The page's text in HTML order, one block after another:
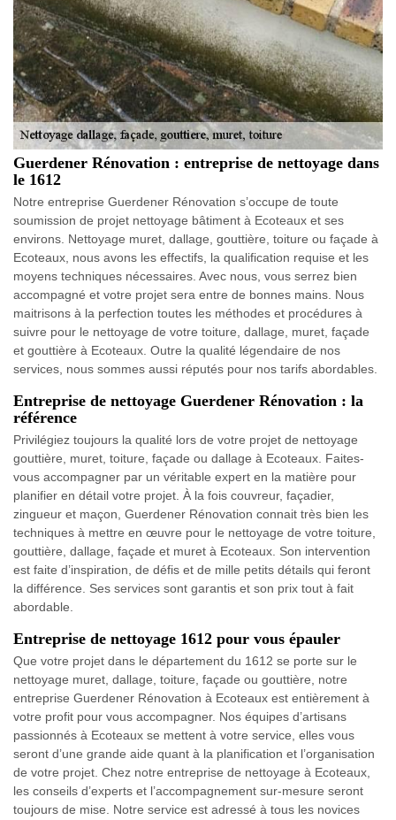
Guerdener Rénovation : entreprise de nettoyage dans
le 1612
Notre entreprise Guerdener Rénovation s’occupe de toute
soumission de projet nettoyage bâtiment à Ecoteaux et ses
environs. Nettoyage muret, dallage, gouttière, toiture ou façade à
Ecoteaux, nous avons les effectifs, la qualification requise et les
moyens techniques nécessaires. Avec nous, vous serrez bien
accompagné et votre projet sera entre de bonnes mains. Nous
maitrisons à la perfection toutes les méthodes et procédures à
suivre pour le nettoyage de votre toiture, dallage, muret, façade
et gouttière à Ecoteaux. Outre la qualité légendaire de nos
services, nous sommes aussi réputés pour nos tarifs abordables.
Entreprise de nettoyage Guerdener Rénovation : la
référence
Privilégiez toujours la qualité lors de votre projet de nettoyage
gouttière, muret, toiture, façade ou dallage à Ecoteaux. Faites-
vous accompagner par un véritable expert en la matière pour
planifier en détail votre projet. À la fois couvreur, façadier,
zingueur et maçon, Guerdener Rénovation connait très bien les
techniques à mettre en œuvre pour le nettoyage de votre toiture,
gouttière, dallage, façade et muret à Ecoteaux. Son intervention
est faite d’inspiration, de défis et de mille petits détails qui feront
la différence. Ses services sont garantis et son prix tout à fait
abordable.
Entreprise de nettoyage 1612 pour vous épauler
Que votre projet dans le département du 1612 se porte sur le
nettoyage muret, dallage, toiture, façade ou gouttière, notre
entreprise Guerdener Rénovation à Ecoteaux est entièrement à
votre profit pour vous accompagner. Nos équipes d’artisans
passionnés à Ecoteaux se mettent à votre service, elles vous
seront d’une grande aide quant à la planification et l’organisation
de votre projet. Chez notre entreprise de nettoyage à Ecoteaux,
les conseils d’experts et l’accompagnement sur-mesure seront
toujours de mise. Notre service est adressé à tous les novices